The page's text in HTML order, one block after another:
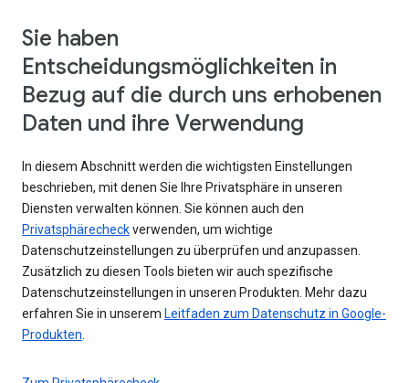
Sie haben
Entscheidungsmöglichkeiten in
Bezug auf die durch uns erhobenen
Daten und ihre Verwendung
In diesem Abschnitt werden die wichtigsten Einstellungen
beschrieben, mit denen Sie Ihre Privatsphäre in unseren
Diensten verwalten können. Sie können auch den
Privatsphärecheckverwenden, um wichtige
Datenschutzeinstellungen zu überprüfen und anzupassen.
Zusätzlich zu diesen Tools bieten wir auch spezifische
Datenschutzeinstellungen in unseren Produkten. Mehr dazu
erfahren Sie in unserem Leitfaden zum Datenschutz in Google-
Produkten